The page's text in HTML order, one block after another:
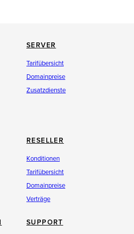
SERVER
Tarifübersicht
Domainpreise
Zusatzdienste
RESELLER
Konditionen
Tarifübersicht
Domainpreise
Verträge
SUPPORT